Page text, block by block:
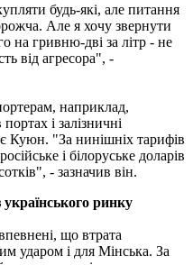
будь-які, але питання
Але я хочу звернути
на гривню-дві за літр - не
від агресора", -
наприклад,
і залізничні
Куюн. "За нинішніх тарифів
і білоруське доларів
- зазначив він.
ринку
що втрата
ударом і для Мінська. За